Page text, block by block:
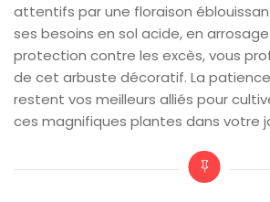
attentifs par une floraison
ses besoins en sol acide, en
protection contre les excès, vous
de cet arbuste décoratif. La
restent vos meilleurs alliés pour
ces magnifiques plantes dans votre